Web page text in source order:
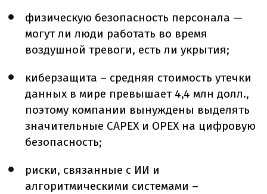
физическую безопасность персонала —
могут ли люди работать во время
воздушной тревоги, есть ли укрытия;
киберзащита – средняя стоимость утечки
данных в мире превышает 4,4 млн долл.,
поэтому компании вынуждены выделять
значительные CAPEX и OPEX на цифровую
безопасность;
риски, связанные с ИИ и
алгоритмическими системами –